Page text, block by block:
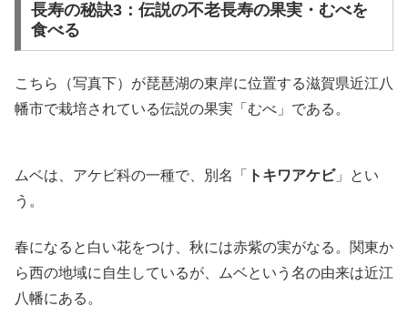
長寿の秘訣3：伝説の不老長寿の果実・むべを
食べる
こちら（写真下）が琵琶湖の東岸に位置する滋賀県近江八
幡市で栽培されている伝説の果実「むべ」である。
ムベは、アケビ科の一種で、別名「 トキワアケビ」とい
う。
春になると白い花をつけ、秋には赤紫の実がなる。関東か
ら西の地域に自生しているが、ムベという名の由来は近江
八幡にある。